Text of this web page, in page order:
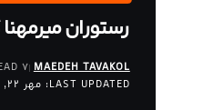
رستوران
LAST UPDATED: مهر 22, 1404 11:39 ق.ظ
MAEDEH TAVAKOL
7 MIN READ